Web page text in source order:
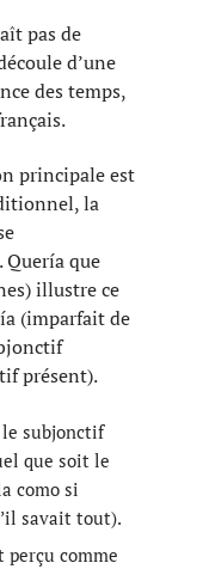
pas de
d’une
des temps,
principale est
la
que
illustre ce
(imparfait de
présent).
le subjonctif
que soit le
como si
savait tout).
perçu comme